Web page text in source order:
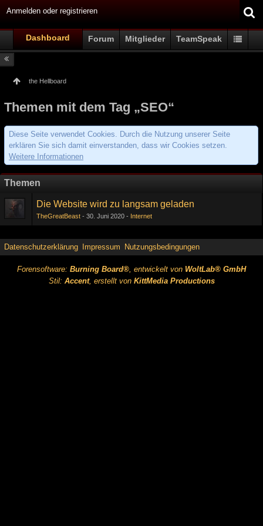
Anmelden oder registrieren
Dashboard Forum Mitglieder TeamSpeak
the Hellboard
Themen mit dem Tag „SEO“
Diese Seite verwendet Cookies. Durch die Nutzung unserer Seite
erklären Sie sich damit einverstanden, dass wir Cookies setzen.
Weitere Informationen
Themen
Die Website wird zu langsam geladen
TheGreatBeast 30. Juni 2020 Internet
Datenschutzerklärung Impressum Nutzungsbedingungen
Forensoftware: Burning Board®, entwickelt von WoltLab® GmbH
Stil: Accent, erstellt von KittMedia Productions